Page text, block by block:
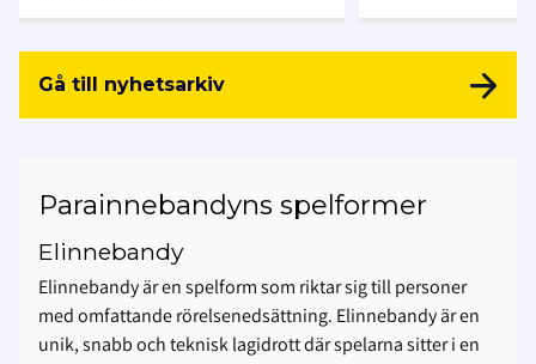
Gå till nyhetsarkiv
Parainnebandyns spelformer
Elinnebandy
Elinnebandy är en spelform som riktar sig till personer
med omfattande rörelsenedsättning. Elinnebandy är en
unik, snabb och teknisk lagidrott där spelarna sitter i en